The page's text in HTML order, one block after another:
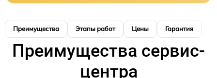
Преимущества Этапы работ Цены Гарантия
Преимущества сервис-
центра